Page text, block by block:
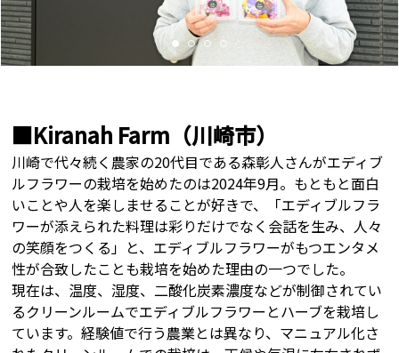
■Kiranah Farm（川崎市）
川崎で代々続く農家の20代目である森彰人さんがエディブ
ルフラワーの栽培を始めたのは2024年9月。もともと面白
いことや人を楽しませることが好きで、「エディブルフラ
ワーが添えられた料理は彩りだけでなく会話を生み、人々
の笑顔をつくる」と、エディブルフラワーがもつエンタメ
性が合致したことも栽培を始めた理由の一つでした。
現在は、温度、湿度、二酸化炭素濃度などが制御されてい
るクリーンルームでエディブルフラワーとハーブを栽培し
ています。経験値で行う農業とは異なり、マニュアル化さ